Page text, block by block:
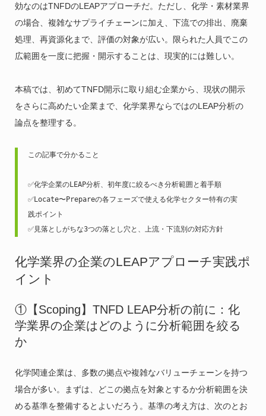
効なのはTNFDのLEAPアプローチだ。ただし、化学・素材業界
の場合、複雑なサプライチェーンに加え、下流での排出、廃棄
処理、再資源化まで、評価の対象が広い。限られた人員でこの
広範囲を一度に把握・開示することは、現実的には難しい。
本稿では、初めてTNFD開示に取り組む企業から、現状の開示
をさらに高めたい企業まで、化学業界ならではのLEAP分析の
論点を整理する。
この記事で分かること
✅化学企業のLEAP分析、初年度に絞るべき分析範囲と着手順
✅Locate〜Prepareの各フェーズで使える化学セクター特有の実
践ポイント
✅見落としがちな3つの落とし穴と、上流・下流別の対応方針
化学業界の企業のLEAPアプローチ実践ポ
イント
①【Scoping】TNFD LEAP分析の前に：化
学業界の企業はどのように分析範囲を絞る
か
化学関連企業は、多数の拠点や複雑なバリューチェーンを持つ
場合が多い。まずは、どこの拠点を対象とするか分析範囲を決
める基準を整備するとよいだろう。基準の考え方は、次のとお